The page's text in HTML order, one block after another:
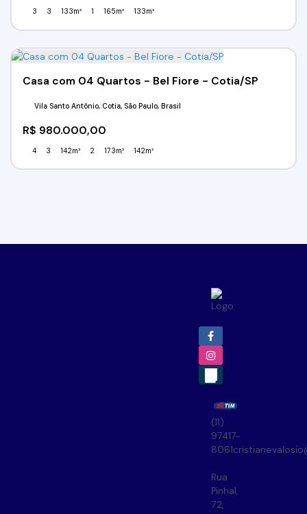
3 3 133m² 1 165m² 133m²
Casa com 04 Quartos - Bel Fiore - Cotia/SP
R$ 980.000,00
Vila Santo Antônio, Cotia, São Paulo, Brasil
4 3 142m² 2 173m² 142m²
(11)
97417-
8061
Rua
Pinhal,
72,